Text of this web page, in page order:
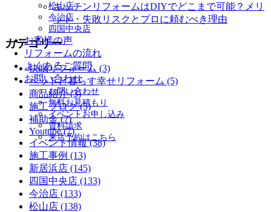
松山店
今治店
四国中央店
お客様の声
リフォームの流れ
よくあるご質問
お問い合わせ
お問い合わせ
無料お見積もり
イベントお申し込み
資料請求
来店予約はこちら
キッチンリフォームはDIYでどこまで可能？メリ
ット・失敗リスクとプロに頼むべき理由
カテゴリー
快眠リフォーム (3)
ペットと暮らす幸せリフォーム (5)
商品紹介 (3)
施工ブログ (5)
補助金 (7)
Youtube (7)
イベント情報 (38)
施工事例 (13)
新居浜店 (145)
四国中央店 (133)
今治店 (133)
松山店 (138)